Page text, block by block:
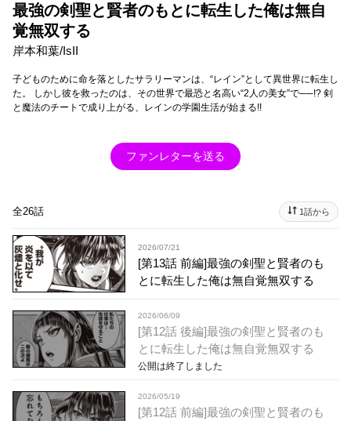
最強の剣聖と賢者のもとに転生した俺は無自
覚無双する
岸本和葉/IsII
子どものために命を落としたサラリーマンは、“レイン”として異世界に転生し
た。 しかし彼を救ったのは、その世界で最恐と名高い“2人の美女”で──!? 剣
と魔法のチートで成り上がる、レインの学園生活が始まる!!
ファンレターを送る
全26話 1話から
2026/07/21
[第13話 前編]最強の剣聖と賢者のも
とに転生した俺は無自覚無双する
2026/06/09
[第12話 後編]最強の剣聖と賢者のも
とに転生した俺は無自覚無双する
公開は終了しました
2026/05/19
[第12話 前編]最強の剣聖と賢者のも